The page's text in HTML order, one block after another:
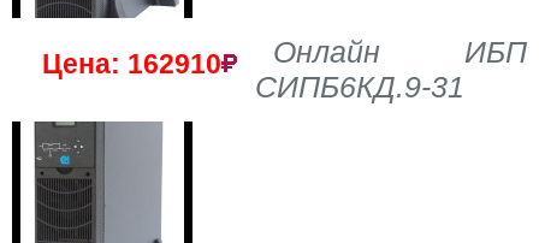
Цена: 162910
Онлайн ИБП
СИПБ6КД.9-31